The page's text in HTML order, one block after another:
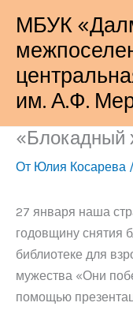
содержимому
МБУК
им. А.Ф.
«Блокадный
От Юлия Косарева /
27 января наша
годовщину снятия
библиотеке для
мужества «Они
помощью